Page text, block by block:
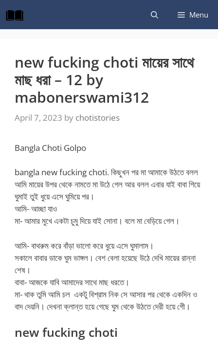
to
content
Menu
new fucking choti মায়ের সাথে
মাছ ধরা – 12 by
mabonerswami312
April 7, 2023 by chotistories
Bangla Choti Golpo
bangla new fucking choti. কিছুখন পর মা আমাকে উঠতে বলল
আমি মায়ের উপর থেকে নামতে মা উঠে গেল আর বলল এবার যাই বাবা গিয়ে
ঘুমাই তুই ধুয়ে এসে ঘুমিয়ে পর।
আমি- আচ্ছা যাও
মা- আমার মুখে একটা চুমু দিয়ে যাই সোনা। বলে মা বেড়িয়ে গেল।
আমি- বাথরুম করে বাঁড়া ভালো করে ধুয়ে এসে ঘুমালাম।
সকালে বাবার ডাকে ঘুম ভাঙ্গল। বেশ বেলা হয়েছে উঠে দেখি মায়ের রান্না
শেষ।
বাবা- আজকে যাবি আমাদের সাথে মাছ ধরতে।
মা- থাক তুমি আমি চল একটু বিশ্রাম নিক সে আসার পর থেকে একদিন ও
বাদ দেয়নি। দেখনা ক্লান্ত হয়ে গেছে ঘুম থেকে উঠতে দেরী হয়ে গেী।
new fucking choti